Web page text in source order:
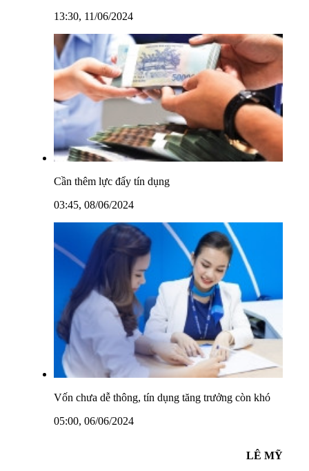
13:30, 11/06/2024
Cần thêm lực đẩy tín dụng
03:45, 08/06/2024
Vốn chưa dễ thông, tín dụng tăng trưởng còn khó
05:00, 06/06/2024
LÊ MỸ